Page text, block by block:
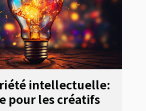
intellectuelle:
pour les créatifs